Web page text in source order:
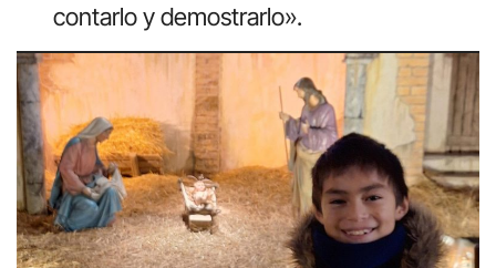
contarlo y demostrarlo».